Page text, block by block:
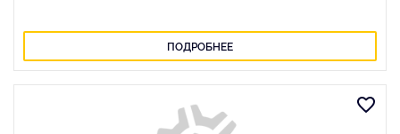
ПОДРОБНЕЕ